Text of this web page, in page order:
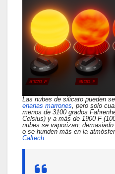
Las nubes de silicato pueden
enanas marrones, pero solo
menos de 3100 grados
Celsius) y a más de 1900 F
nubes se vaporizan;
o se hunden más en la
Caltech